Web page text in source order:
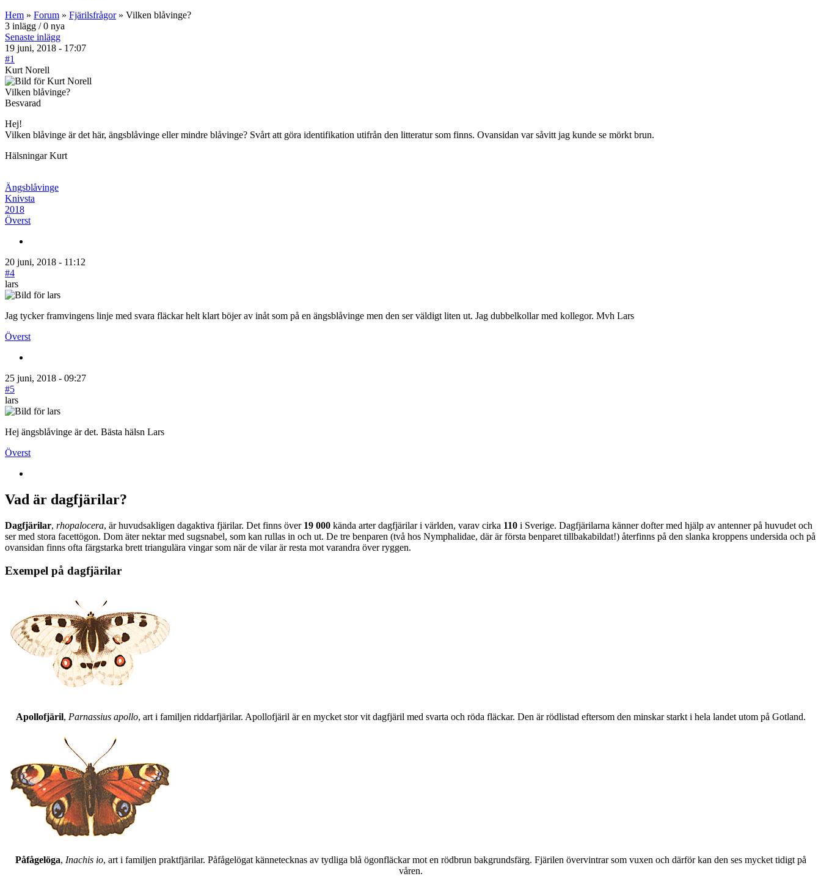
Hem » Forum » Fjärilsfrågor» Vilken blåvinge?
3 inlägg / 0 nya
Senaste inlägg
19 juni, 2018 - 17:07
#1
Kurt Norell
Vilken blåvinge?
Besvarad
Hej!
Vilken blåvinge är det här, ängsblåvinge eller mindre blåvinge? Svårt att göra identifikation utifrån den litteratur som finns. Ovansidan var såvitt jag kunde se mörkt brun.
Hälsningar Kurt
Ängsblåvinge
Knivsta
2018
Överst
20 juni, 2018 - 11:12
#4
lars
Jag tycker framvingens linje med svara fläckar helt klart böjer av inåt som på en ängsblåvinge men den ser väldigt liten ut. Jag dubbelkollar med kollegor. Mvh Lars
Överst
25 juni, 2018 - 09:27
#5
lars
Hej ängsblåvinge är det. Bästa hälsn Lars
Överst
Vad är dagfjärilar?
Dagfjärilar, rhopalocera, är huvudsakligen dagaktiva fjärilar. Det finns över 19 000 kända arter dagfjärilar i världen, varav cirka 110 i Sverige. Dagfjärilarna känner dofter med hjälp av antenner på huvudet och
ser med stora facettögon. Dom äter nektar med sugsnabel, som kan rullas in och ut. De tre benparen (två hos Nymphalidae, där är första benparet tillbakabildat!) återfinns på den slanka kroppens undersida och på
ovansidan finns ofta färgstarka brett triangulära vingar som när de vilar är resta mot varandra över ryggen.
Exempel på dagfjärilar
Apollofjäril, Parnassius apollo, art i familjen riddarfjärilar. Apollofjäril är en mycket stor vit dagfjäril med svarta och röda fläckar. Den är rödlistad eftersom den minskar starkt i hela landet utom på Gotland.
Påfågelöga, Inachis io, art i familjen praktfjärilar. Påfågelögat kännetecknas av tydliga blå ögonfläckar mot en rödbrun bakgrundsfärg. Fjärilen övervintrar som vuxen och därför kan den ses mycket tidigt på
våren.